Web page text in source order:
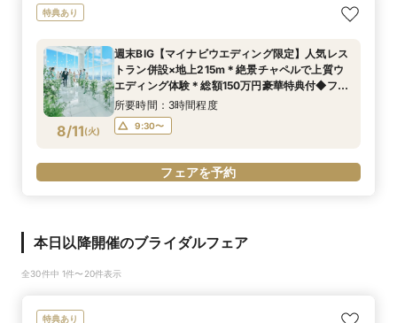
特典あり
8/11(火)
週末BIG【マイナビウエディング限定】人気レス
トラン併設×地上215m＊絶景チャペルで上質ウ
エディング体験＊総額150万円豪華特典付◆フェ
ア
所要時間：3時間程度
9:30〜
フェアを予約
本日以降開催のブライダルフェア
全30件中 1件〜20件表示
特典あり